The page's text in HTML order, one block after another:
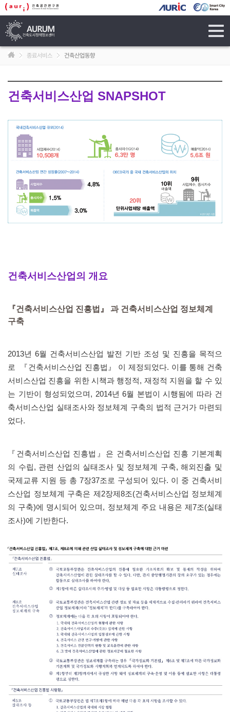
종료서비스 건축산업동향
건축서비스산업 SNAPSHOT
건축서비스산업의 개요
『건축서비스산업 진흥법』 과 건축서비스산업 정보체계
구축
2013년 6월 건축서비스산업 발전 기반 조성 및 진흥을 목적으
로
『건축서비스산업 진흥법』 이 제정되었다. 이를 통해 건축
서비스산업 진흥을 위한 시책과 행정적, 재정적 지원을 할 수 있
는 기반이 형성되었으며, 2014년 6월 본법이 시행됨에 따라 건
축서비스산업 실태조사와 정보체계 구축의 법적 근거가 마련되
었다.
『건축서비스산업 진흥법』은 건축서비스산업 진흥 기본계획
의 수립, 관련 산업의 실태조사 및 정보체계 구축, 해외진출 및
국제교류 지원 등 총 7장37조로 구성되어 있다. 이 중 건축서비
스산업 정보체계 구축은 제2장제8조(건축서비스산업 정보체계
의 구축)에 명시되어 있으며, 정보체계 주요 내용은 제7조(실태
조사)에 기반한다.